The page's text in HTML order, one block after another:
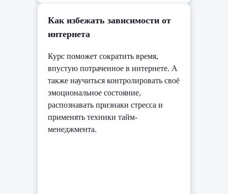
Как избежать зависимости от
интернета
Курс поможет сократить время,
впустую потраченное в интернете. А
также научиться контролировать своё
эмоциональное состояние,
распознавать признаки стресса и
применять техники тайм-
менеджмента.